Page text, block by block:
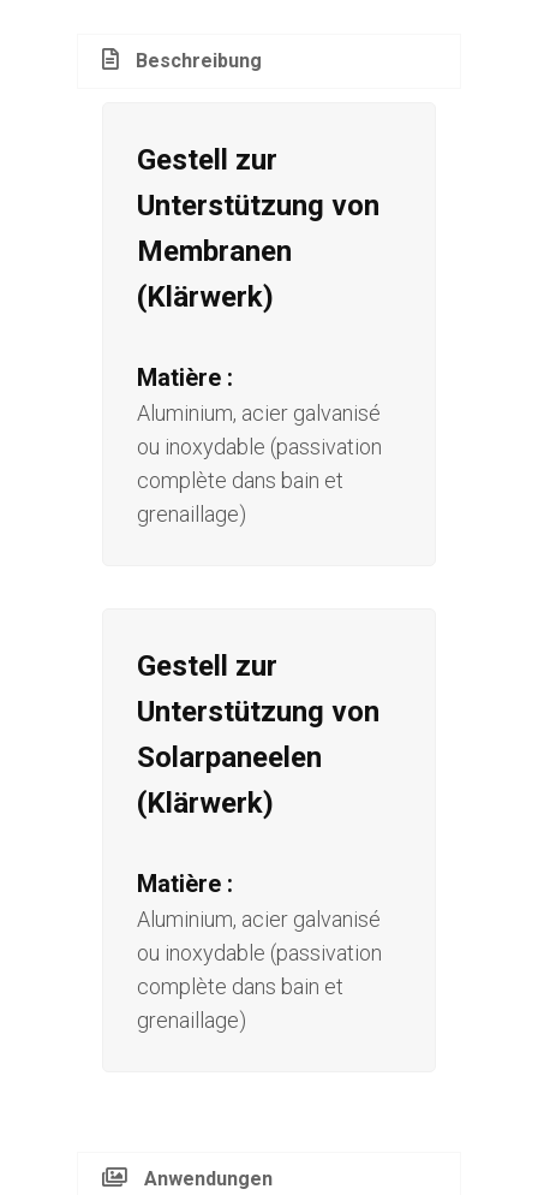
Beschreibung
Gestell zur
Unterstützung von
Membranen
(Klärwerk)
Matière :
Aluminium, acier galvanisé
ou inoxydable (passivation
complète dans bain et
grenaillage)
Gestell zur
Unterstützung von
Solarpaneelen
(Klärwerk)
Matière :
Aluminium, acier galvanisé
ou inoxydable (passivation
complète dans bain et
grenaillage)
Anwendungen